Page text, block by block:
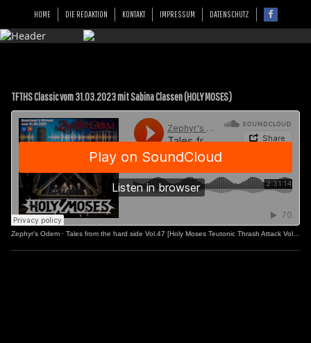
HOME DIE REDAKTION KONTAKT IMPRESSUM DATENSCHUTZ
TFTHS Classic vom 31.03.2023 mit Sabina Classen (HOLY MOSES)
Zephyr's Odem · Tales from the hard side Vol.47 [Holy Moses Teutonic Thrash Attack Vol.2]